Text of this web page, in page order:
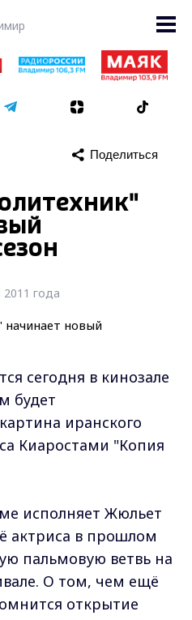
Поделиться
года
сегодня в кинозале
будет
иранского
Киаростами "Копия
исполняет Жюльет
актриса в прошлом
пальмовую ветвь на
О том, чем ещё
открытие